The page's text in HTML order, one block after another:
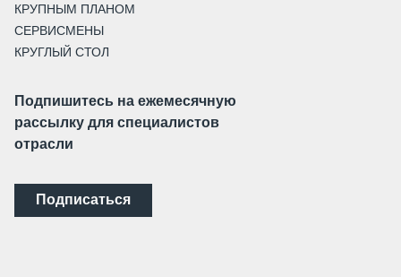
КРУПНЫМ ПЛАНОМ
СЕРВИСМЕНЫ
КРУГЛЫЙ СТОЛ
Подпишитесь на ежемесячную
рассылку для специалистов
отрасли
Подписаться